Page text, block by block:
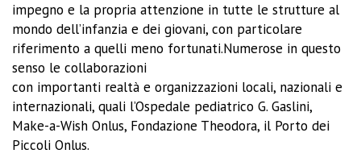
impegno e la propria attenzione in tutte le strutture al
mondo dell’infanzia e dei giovani, con particolare
riferimento a quelli meno fortunati.Numerose in questo
senso le collaborazioni
con importanti realtà e organizzazioni locali, nazionali e
internazionali, quali l’Ospedale pediatrico G. Gaslini,
Make-a-Wish Onlus, Fondazione Theodora, il Porto dei
Piccoli Onlus.